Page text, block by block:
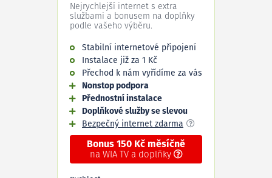
Nejrychlejší internet s extra
službami a bonusem na doplňky
podle vašeho výběru.
Stabilní internetové připojení
Instalace již za 1 Kč
Přechod k nám vyřídíme za vás
Nonstop podpora
Přednostní instalace
Doplňkové služby se slevou
Bezpečný internet zdarma
Bonus 150 Kč měsíčně
na WIA TV a doplňky